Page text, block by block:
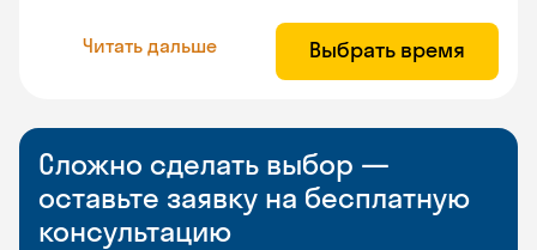
Читать дальше Выбрать время
Сложно сделать выбор —
оставьте заявку на бесплатную
консультацию